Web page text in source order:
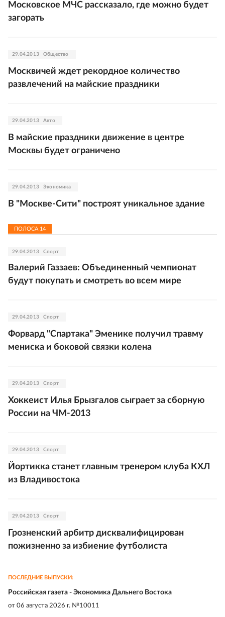
Московское МЧС рассказало, где можно будет
загорать
29.04.2013 Общество
Москвичей ждет рекордное количество
развлечений на майские праздники
29.04.2013 Авто
В майские праздники движение в центре
Москвы будет ограничено
29.04.2013 Экономика
В "Москве-Сити" построят уникальное здание
ПОЛОСА 14
29.04.2013 Спорт
Валерий Газзаев: Объединенный чемпионат
будут покупать и смотреть во всем мире
29.04.2013 Спорт
Форвард "Спартака" Эменике получил травму
мениска и боковой связки колена
29.04.2013 Спорт
Хоккеист Илья Брызгалов сыграет за сборную
России на ЧМ-2013
29.04.2013 Спорт
Йортикка станет главным тренером клуба КХЛ
из Владивостока
29.04.2013 Спорт
Грозненский арбитр дисквалифицирован
пожизненно за избиение футболиста
ПОСЛЕДНИЕ ВЫПУСКИ:
Российская газета - Экономика Дальнего Востока
от 06 августа 2026 г. №10011